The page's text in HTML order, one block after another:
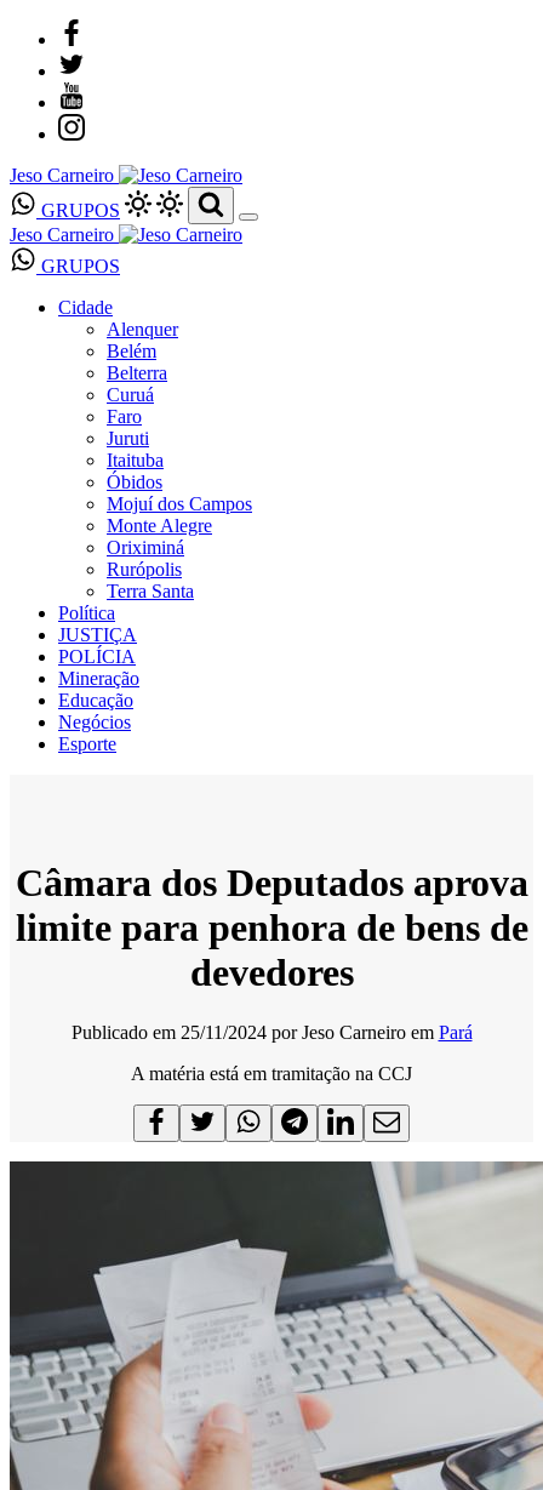
Jeso Carneiro
GRUPOS
Jeso Carneiro
GRUPOS
Cidade
Alenquer
Belém
Belterra
Curuá
Faro
Juruti
Itaituba
Óbidos
Mojuí dos Campos
Monte Alegre
Oriximiná
Rurópolis
Terra Santa
Política
JUSTIÇA
POLÍCIA
Mineração
Educação
Negócios
Esporte
Câmara dos Deputados aprova
limite para penhora de bens de
devedores
Publicado em 25/11/2024 porJeso Carneiro em Pará
A matéria está em tramitação na CCJ